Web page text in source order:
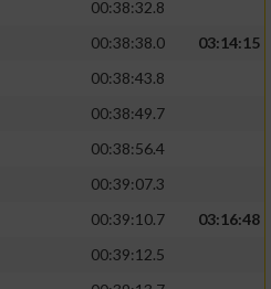
00:38:32.8
00:38:38.0
03:14:15
00:38:43.8
00:38:49.7
00:38:56.4
00:39:07.3
00:39:10.7
03:16:48
00:39:12.5